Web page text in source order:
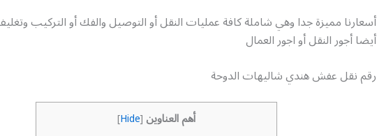
أسعارنا مميزة جدا وهي شاملة كافة عمليات النقل أو التوصيل والفك أو التركيب
أيضا أجور النقل أو اجور العمال
رقم نقل عفش هندي شاليهات الدوحة
أهم العناوين [
Hide
]